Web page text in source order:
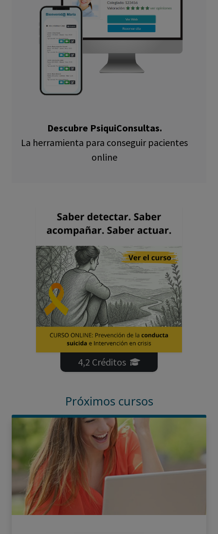
Descubre PsiquiConsultas.
La herramienta para conseguir pacientes
online
4,2 Créditos
Próximos cursos